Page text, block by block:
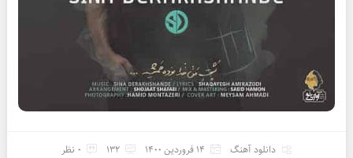
دانلود آهنگ 14 فروردین 1400 132 0 نظر